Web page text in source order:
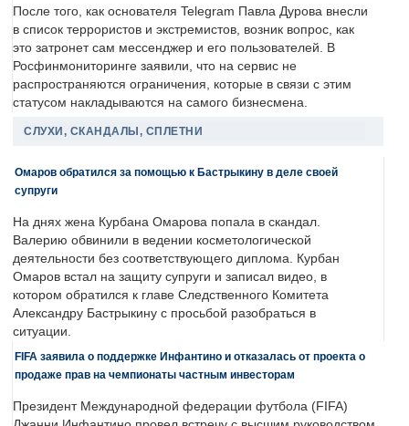
После того, как основателя Telegram Павла Дурова внесли
в список террористов и экстремистов, возник вопрос, как
это затронет сам мессенджер и его пользователей. В
Росфинмониторинге заявили, что на сервис не
распространяются ограничения, которые в связи с этим
статусом накладываются на самого бизнесмена.
СЛУХИ, СКАНДАЛЫ, СПЛЕТНИ
Омаров обратился за помощью к Бастрыкину в деле своей
супруги
На днях жена Курбана Омарова попала в скандал.
Валерию обвинили в ведении косметологической
деятельности без соответствующего диплома. Курбан
Омаров встал на защиту супруги и записал видео, в
котором обратился к главе Следственного Комитета
Александру Бастрыкину с просьбой разобраться в
ситуации.
FIFA заявила о поддержке Инфантино и отказалась от проекта о
продаже прав на чемпионаты частным инвесторам
Президент Международной федерации футбола (FIFA)